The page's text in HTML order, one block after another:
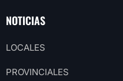
NOTICIAS
LOCALES
PROVINCIALES